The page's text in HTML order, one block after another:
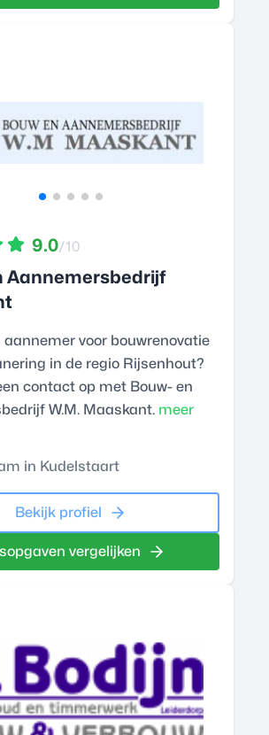
9.0/10
Aannemersbedrijf
aannemer voor bouwrenovatie
in de regio Rijsenhout?
contact op met Bouw- en
W.M. Maaskant. meer
in Kudelstaart
Bekijk profiel
vergelijken